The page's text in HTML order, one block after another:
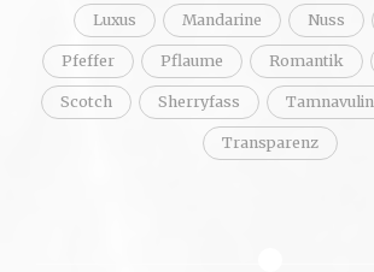
Luxus Mandarine Nuss
Pfeffer Pflaume Romantik
Scotch Sherryfass Tamnavulin
Transparenz